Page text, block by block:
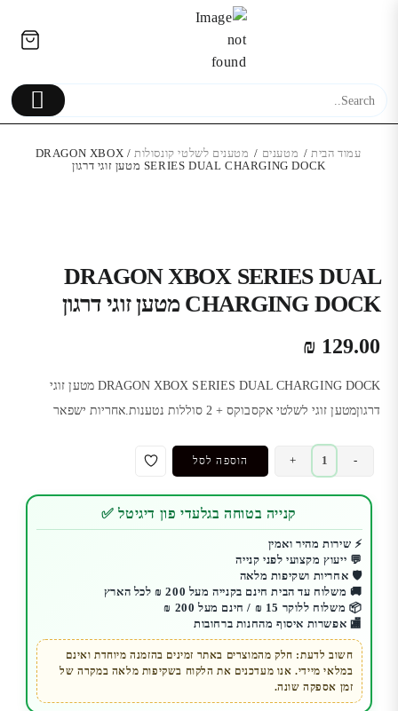
עמוד הבית / מטענים / מטענים לשלטי קונסולות
/ DRAGON XBOX
SERIES DUAL CHARGING DOCK מטען זוגי דרגון
DRAGON XBOX SERIES DUAL
CHARGING DOCK מטען זוגי דרגון
₪ 129.00
DRAGON XBOX SERIES DUAL CHARGING DOCK מטען זוגי
דרגוןמטען זוגי לשלטי אקסבוקס + 2 סוללות נטענות.אחריות ישפאר
-
כמות
של
DRAGON
SERIES
DUAL
CHARGING
DOCK
מטען
זוגי
דרגון
+ הוספה לסל
קנייה בטוחה בגלעדי פון דיגיטל ✅
⚡ שירות מהיר ואמין
💬 ייעוץ מקצועי לפני קנייה
🛡️ אחריות ושקיפות מלאה
🚚 משלוח עד הבית חינם בקנייה מעל 200 ₪ לכל הארץ
📦 משלוח ללוקר 15 ₪ / חינם מעל 200 ₪
🏬 אפשרות איסוף מהחנות ברחובות
חשוב לדעת: חלק מהמוצרים באתר זמינים בהזמנה מיוחדת ואינם
במלאי מיידי. אנו מעדכנים את הלקוח בשקיפות מלאה במקרה של
זמן אספקה שונה.